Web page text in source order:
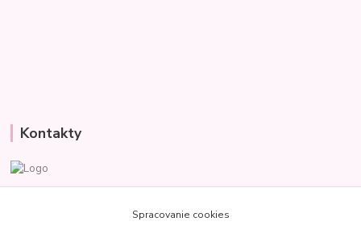
Kontakty
+421 907 977 470Spracovanie cookies